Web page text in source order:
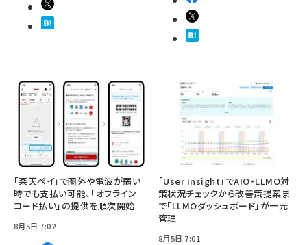
「楽天ペイ」で圏外や電波が弱い
時でも支払い可能、「オフライン
コード払い」の提供を順次開始
8月5日 7:02
「User Insight」でAIO・LLMO対
策状況チェックから改善策提案ま
で「LLMOダッシュボード」が一元
管理
8月5日 7:01